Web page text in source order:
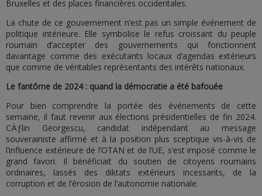
Bruxelles et des places financières occidentales.
La chute de ce gouvernement n’est pas un simple événement de
politique intérieure. Elle symbolise le refus croissant du peuple
roumain d’accepter des gouvernements qui fonctionnent
davantage comme des exécutants locaux d’agendas extérieurs
que comme de véritables représentants des intérêts nationaux.
Le fantôme de 2024 : quand la démocratie a été bafouée
Pour bien comprendre la portée des événements de cette
semaine, il faut revenir aux élections présidentielles de fin 2024.
CÄƒlin Georgescu, candidat indépendant au message
souverainiste affirmé et à la position plus sceptique vis-à-vis de
l’influence extérieure de l’OTAN et de l’UE, s’est imposé comme le
grand favori. Il bénéficiait du soutien de citoyens roumains
ordinaires, lassés des diktats extérieurs incessants, de la
corruption et de l’érosion de l’autonomie nationale.